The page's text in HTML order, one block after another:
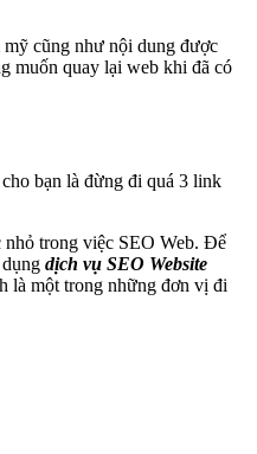
cũng như nội dung được
muốn quay lại web khi đã có
bạn là đừng đi quá 3 link
nhỏ trong việc SEO Web. Để
dịch vụ SEO Website
là một trong những đơn vị đi